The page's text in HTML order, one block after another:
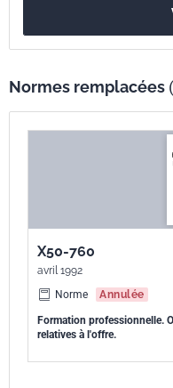
Normes remplacées
X50-760
avril 1992
Norme
Annulée
Formation professionnelle.
relatives à l'offre.